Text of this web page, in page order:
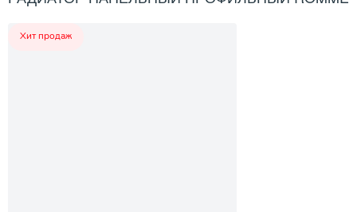
Хит продаж